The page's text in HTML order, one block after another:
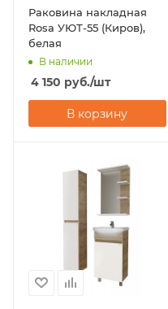
Раковина накладная
Rosa УЮТ-55 (Киров),
белая
В наличии
4 150 руб./шт
В корзину